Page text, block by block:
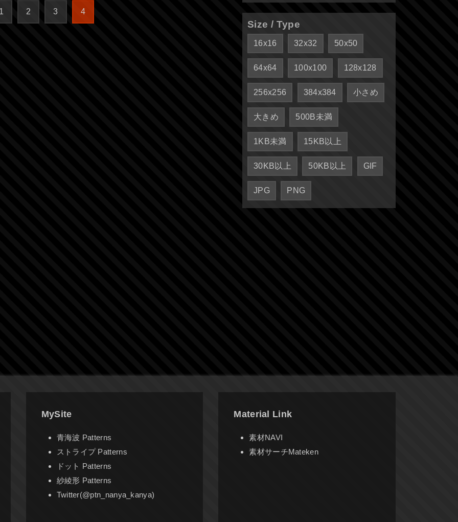
2 3 4
Size / Type
16x16 32x32 50x50
64x64 100x100 128x128
256x256 384x384 小さめ
大きめ 500B未満
1KB未満 15KB以上
30KB以上 50KB以上 GIF
JPG PNG
MySite
青海波 Patterns
ストライプ Patterns
ドット Patterns
紗綾形 Patterns
Twitter(@ptn_nanya_kanya)
Material Link
素材NAVI
素材サーチMateken